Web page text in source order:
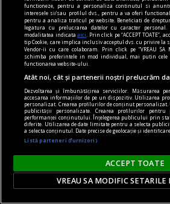
cărţi de plastic
Tenebrele limbii şi literaturii
Eugeni şi Mihu sînt doi liceeni
functioneze, pentru a personaliza continutul si
interesele si/sau profilul dvs., pentru a va oferi
pentru a analiza traficul pe website. Beneficiati de
legatura cu prelucrarea datelor cu caracter
modalitatea indicataaici
. Prin click pe “ACCEPT
tip Cookie, care implica inclusiv acceptul dvs. cu privire la
Vendor-ii cu care colaboram. Prin click pe “VREAU SA
schimba preferintele in mod individual, mai putin cele
functionarea website-ului.
Atât noi, cât și partenerii noștri prelucrăm
Dezvoltarea și îmbunătățirea serviciilor. Măsurarea
accesarea informațiilor de pe un dispozitiv. Utilizarea
personalizat. Crearea profilurilor de conținut
publicității personalizate. Crearea profilurilor pentru
performanței conținutului. Înțelegerea publicului prin
diferite. Utilizarea de date limitate pentru a selecta
a selecta conținutul. Date precise de geolocație și
Listă parteneri (furnizori)
ACCEPT TOATE
VREAU SA MODIFIC